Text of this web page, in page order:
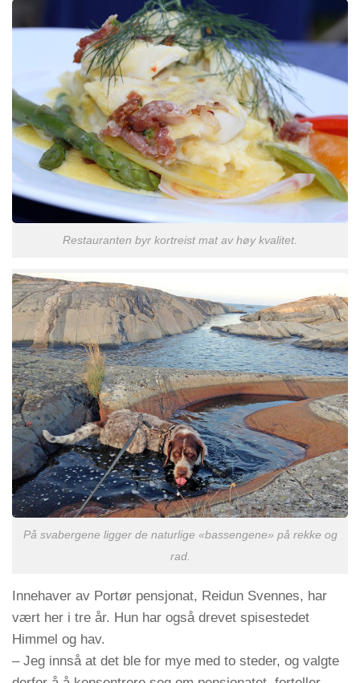
Restauranten byr kortreist mat av høy kvalitet.
På svabergene ligger de naturlige «bassengene» på rekke og
rad.
Innehaver av Portør pensjonat, Reidun Svennes, har
vært her i tre år. Hun har også drevet spisestedet
Himmel og hav.
– Jeg innså at det ble for mye med to steder, og valgte